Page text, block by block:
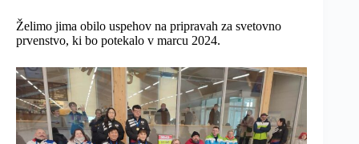
Želimo jima obilo uspehov na pripravah za svetovno
prvenstvo, ki bo potekalo v marcu 2024.